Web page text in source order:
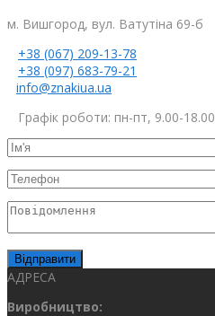
м. Вишгород, вул. Ватутіна 69-б
+38 (067) 209-13-78
+38 (097) 683-79-21
info@znakiua.ua
Графік роботи: пн-пт, 9.00-18.00
АДРЕСА
Виробництво: